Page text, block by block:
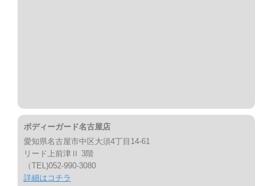
ボディーガード名古屋店
愛知県名古屋市中区大須4丁目14-61
リード上前津Ⅱ 3階
（TEL)052-990-3080
詳細はコチラ